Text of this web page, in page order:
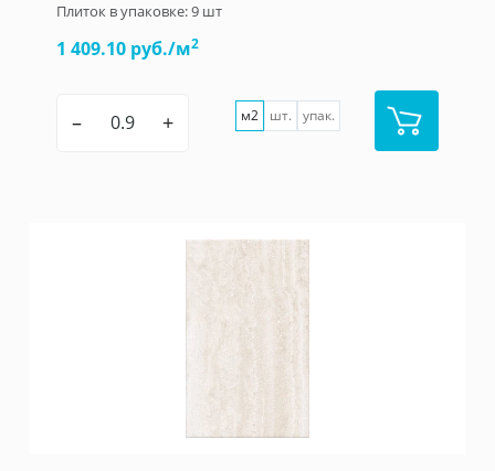
Плиток в упаковке:9 шт
1 409.10 руб./м2
– + м2 шт. упак.